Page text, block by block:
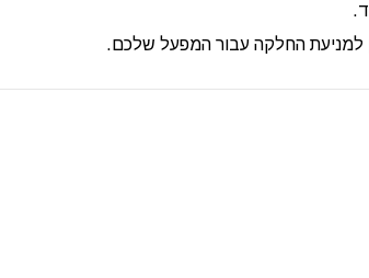
למניעת החלקה עבור המפעל שלכם.